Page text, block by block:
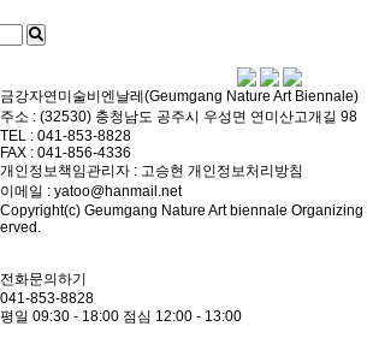
금강자연미술비엔날레(Geumgang Nature Art Biennale)
주소 : (32530) 충청남도 공주시 우성면 연미산고개길 98
TEL : 041-853-8828
FAX : 041-856-4336
개인정보책임관리자 : 고승현 개인정보처리방침
이메일 : yatoo@hanmail.net
Copyright(c) Geumgang Nature Art biennale
erved.
전화문의하기
041-853-8828
평일 09:30 - 18:00 점심 12:00 - 13:00